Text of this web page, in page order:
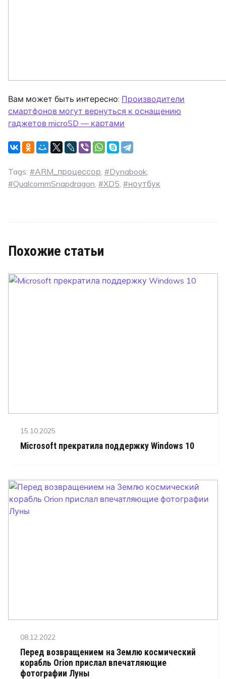
Вам может быть интересно: Производители
смартфонов могут вернуться к оснащению
гаджетов microSD — картами
Tags: #ARM_процессор, #Dynabook,
#QualcommSnapdragon, #XD5, #ноутбук
Похожие статьи
Posted
on
15.10.2025
Microsoft прекратила поддержку Windows 10
Posted
08.12.2022
Перед возвращением на Землю космический
корабль Orion прислал впечатляющие
фотографии Луны